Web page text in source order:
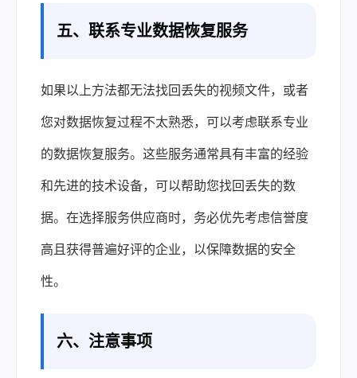
五、联系专业数据恢复服务
如果以上方法都无法找回丢失的视频文件，或者
您对数据恢复过程不太熟悉，可以考虑联系专业
的数据恢复服务。这些服务通常具有丰富的经验
和先进的技术设备，可以帮助您找回丢失的数
据。在选择服务供应商时，务必优先考虑信誉度
高且获得普遍好评的企业，以保障数据的安全
性。
六、注意事项